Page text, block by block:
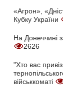
«Агрон»,
Кубку України
На Донеччині
2626
"Хто вас
військкоматі